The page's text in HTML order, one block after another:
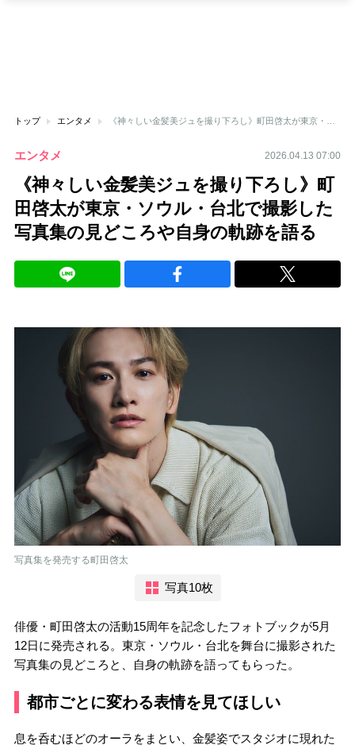
トップ エンタメ
エンタメ 2026.04.13 07:00
《神々しい金髪美ジュを撮り下ろし》町
田啓太が東京・ソウル・台北で撮影した
写真集の見どころや自身の軌跡を語る
写真集を発売する町田啓太
写真10枚
俳優・町田啓太の活動15周年を記念したフォトブックが5月
12日に発売される。東京・ソウル・台北を舞台に撮影された
写真集の見どころと、自身の軌跡を語ってもらった。
都市ごとに変わる表情を見てほしい
息を呑むほどのオーラをまとい、金髪姿でスタジオに現れた